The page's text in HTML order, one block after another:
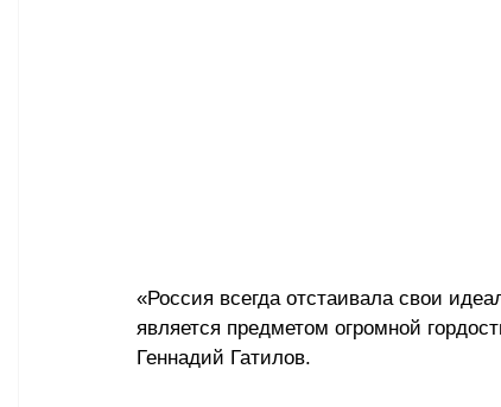
«Россия всегда отстаивала свои
является предметом огромной
Геннадий Гатилов.